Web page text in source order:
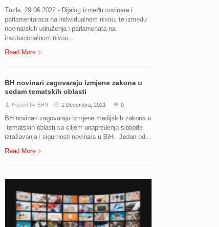
Tuzla, 29.06.2022.- Dijalog između novinara i
parlamentaraca na individualnom nivou, te između
novinarskih udruženja i parlamenata na
institucionalnom nivou...
Read More
BH novinari zagovaraju izmjene zakona u
sedam tematskih oblasti
Posted by BHN 2 Decembra, 2021 0
BH novinari zagovaraju izmjene medijskih zakona u
️ tematskih oblasti sa ciljem unapređenja slobode
izražavanja i sigurnosti novinara u BiH. Jedan od...
Read More